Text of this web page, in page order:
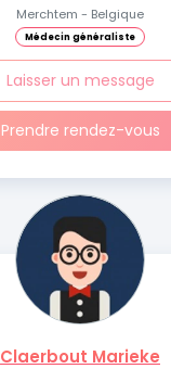
Merchtem - Belgique
Médecin généraliste
Laisser un message
Prendre rendez-vous
Claerbout Marieke